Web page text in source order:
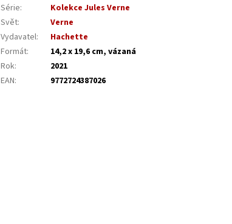
Série:
Kolekce Jules Verne
Svět:
Verne
Vydavatel:
Hachette
Formát:
14,2 x 19,6 cm, vázaná
Rok:
2021
EAN: 9772724387026